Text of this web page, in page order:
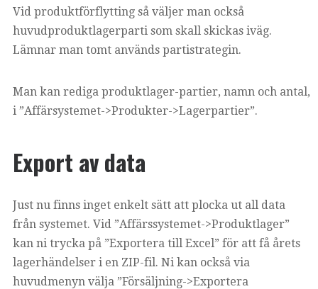
Vid produktförflytting så väljer man också
huvudproduktlagerparti som skall skickas iväg.
Lämnar man tomt används partistrategin.
Man kan rediga produktlager-partier, namn och antal,
i ”Affärsystemet->Produkter->Lagerpartier”.
Export av data
Just nu finns inget enkelt sätt att plocka ut all data
från systemet. Vid ”Affärssystemet->Produktlager”
kan ni trycka på ”Exportera till Excel” för att få årets
lagerhändelser i en ZIP-fil. Ni kan också via
huvudmenyn välja ”Försäljning->Exportera